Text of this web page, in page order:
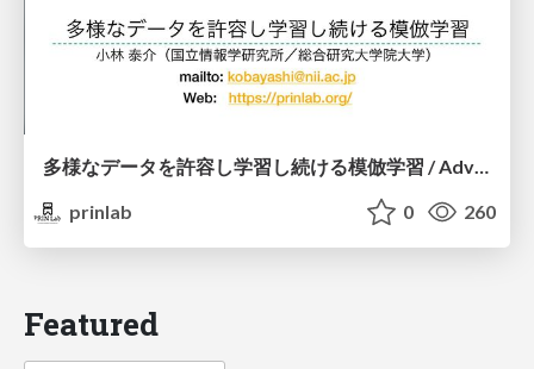
多様なデータを許容し学習し続ける模倣学習 / Advanced Imitation Learning for VLA
prinlab
0 260
Featured